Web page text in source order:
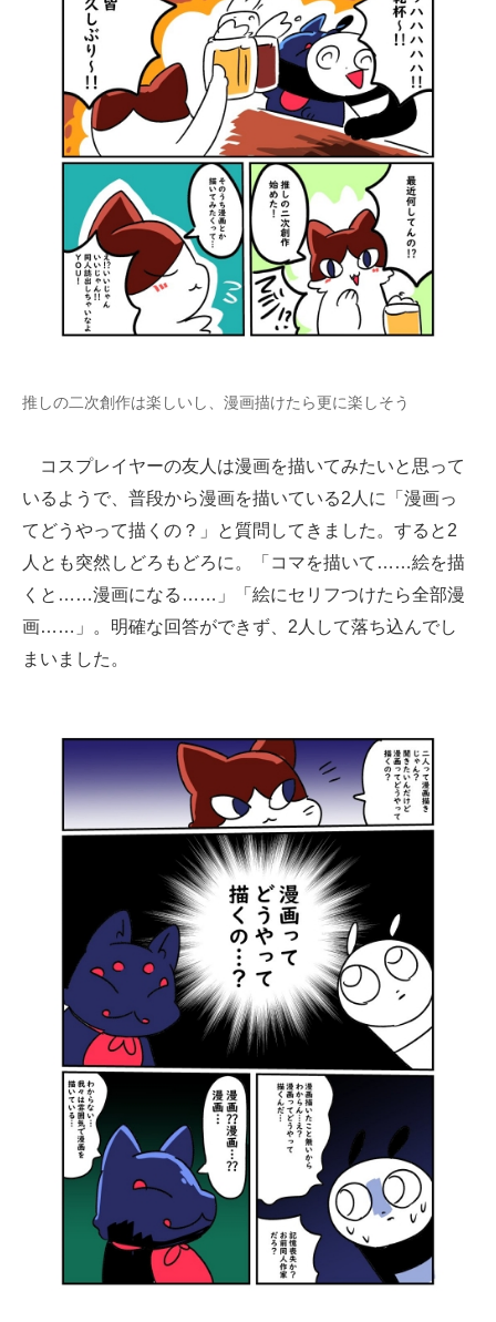
推しの二次創作は楽しいし、漫画描けたら更に楽しそう
コスプレイヤーの友人は漫画を描いてみたいと思って
いるようで、普段から漫画を描いている2人に「漫画っ
てどうやって描くの？」と質問してきました。すると2
人とも突然しどろもどろに。「コマを描いて……絵を描
くと……漫画になる……」「絵にセリフつけたら全部漫
画……」。明確な回答ができず、2人して落ち込んでし
まいました。